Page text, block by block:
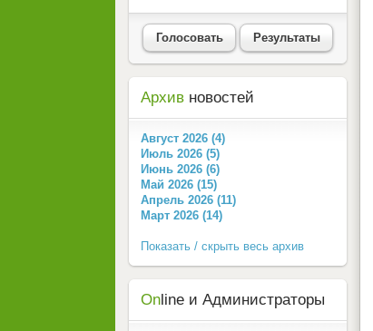
Голосовать Результаты
Архив новостей
Август 2026 (4)
Июль 2026 (5)
Июнь 2026 (6)
Май 2026 (15)
Апрель 2026 (11)
Март 2026 (14)
Показать / скрыть весь архив
On line и Администраторы